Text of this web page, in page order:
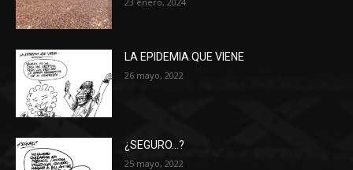
LA EPIDEMIA QUE VIENE
26 mayo, 2022
¿SEGURO…?
25 mayo, 2022